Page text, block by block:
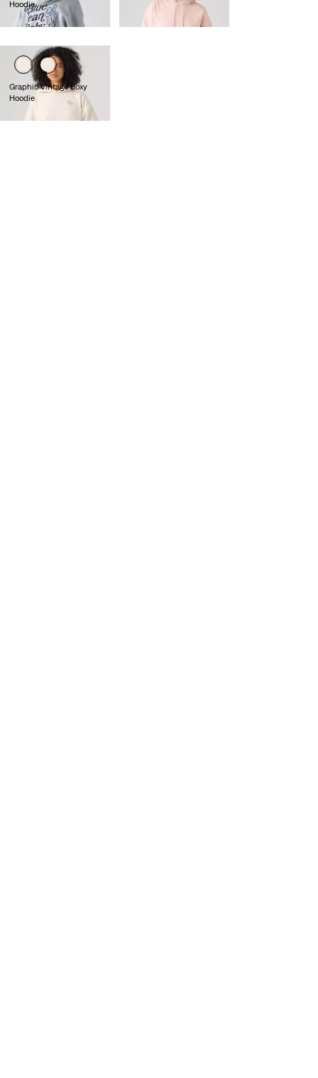
Hoodie
69,00 €
59,00 €
Graphic Vintage Boxy
Hoodie
85,00 €